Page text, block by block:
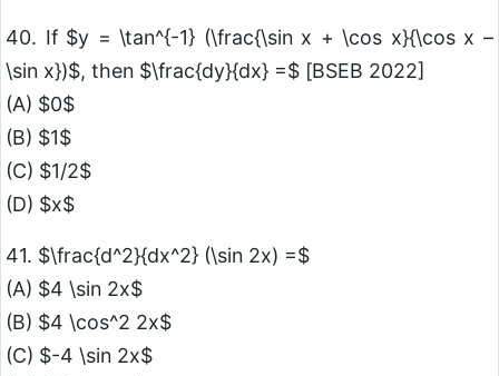
40. If $y = \tan^{-1} (\frac{\sin x + \cos x}{\cos x –
\sin x})$, then $\frac{dy}{dx} =$ [BSEB 2022]
(A) $0$
(B) $1$
(C) $1/2$
(D) $x$
41. $\frac{d^2}{dx^2} (\sin 2x) =$
(A) $4 \sin 2x$
(B) $4 \cos^2 2x$
(C) $-4 \sin 2x$